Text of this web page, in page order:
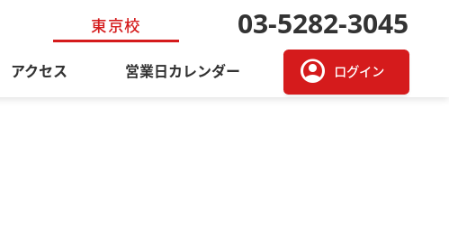
東京校 03-5282-3045
アクセス 営業日カレンダー account_circle ログイン